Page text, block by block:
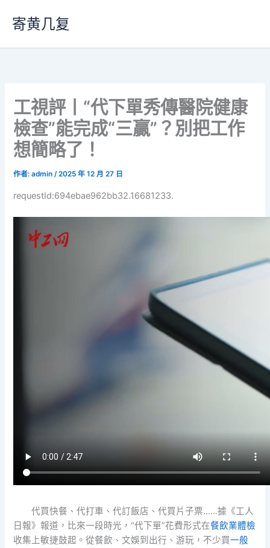
要
寄黄几复
工視評丨“代下單秀傳醫院健康
檢查”能完成“三贏”？別把工作
想簡略了！
作者:admin/2025 年 12 月 27 日
requestId:694ebae962bb32.16681233.
代買快餐、代打車、代訂飯店、代買片子票……據《工人
日報》報道，比來一段時光，“代下單”花費形式在餐飲業體檢
收集上敏捷鼓起。從餐飲、文娛到出行、游玩，不少買一般